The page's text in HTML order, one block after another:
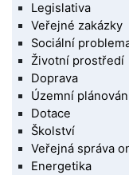
Legislativa
Veřejné zakázky
Sociální
Životní prostředí
Doprava
Územní
Dotace
Školství
Veřejná správa
Energetika